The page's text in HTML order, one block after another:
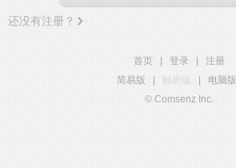
还没有注册？
首页 登录
注册
简易版
触屏版 电脑版
© Comsenz Inc.